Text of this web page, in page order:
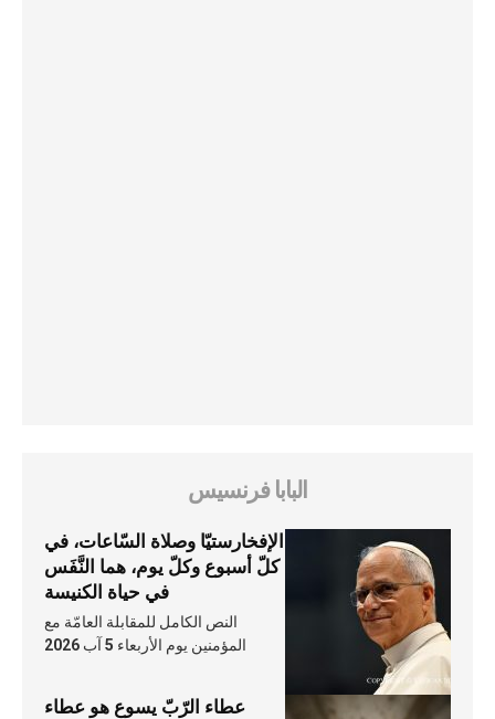
البابا فرنسيس
الإفخارستيّا وصلاة السّاعات، في
كلّ أسبوع وكلّ يوم، هما النَّفَس
في حياة الكنيسة
النص الكامل للمقابلة العامّة مع
المؤمنين يوم الأربعاء 5 آب 2026
عطاء الرّبّ يسوع هو عطاء